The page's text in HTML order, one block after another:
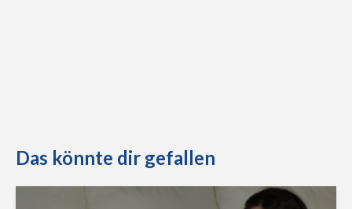
Das könnte dir gefallen